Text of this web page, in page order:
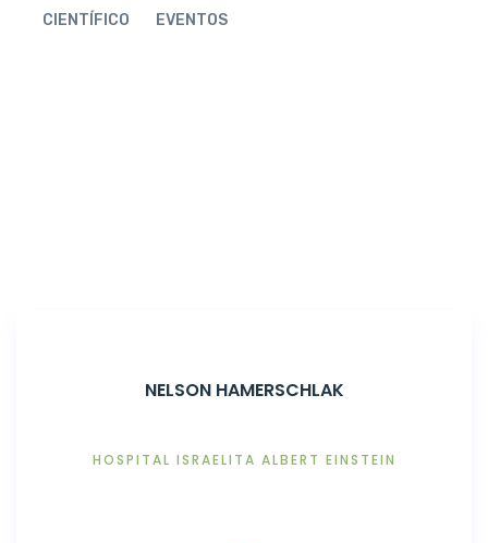
CIENTÍFICO EVENTOS
NELSON HAMERSCHLAK
HOSPITAL ISRAELITA ALBERT EINSTEIN